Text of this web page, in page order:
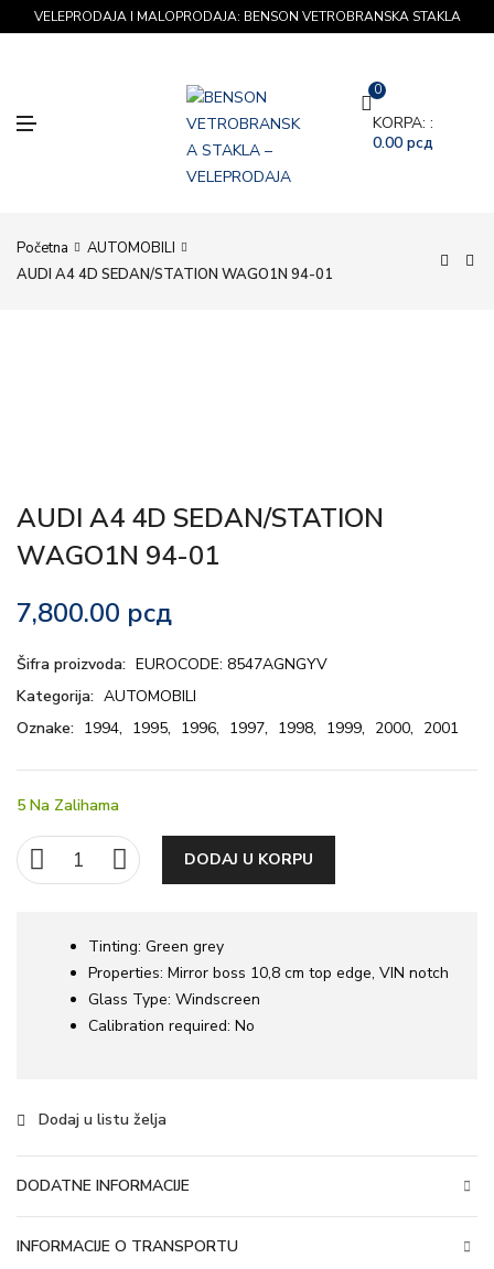
VELEPRODAJA I MALOPRODAJA: BENSON VETROBRANSKA STAKLA
0
KORPA: :
0.00 рсд
Početna
AUTOMOBILI
AUDI A4 4D SEDAN/STATION WAGO1N 94-01
AUDI A4 4D SEDAN/STATION
WAGO1N 94-01
7,800.00 рсд
Šifra proizvoda: EUROCODE: 8547AGNGYV
Kategorija: AUTOMOBILI
Oznake: 1994, 1995, 1996, 1997, 1998, 1999, 2000, 2001
5 Na Zalihama
DODAJ U KORPU
Tinting: Green grey
Properties: Mirror boss 10,8 cm top edge, VIN notch
Glass Type: Windscreen
Calibration required: No
Dodaj u listu želja
DODATNE INFORMACIJE
INFORMACIJE O TRANSPORTU